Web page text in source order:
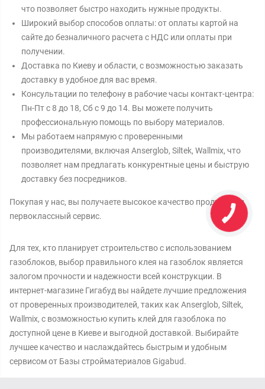
что позволяет быстро находить нужные продукты.
Широкий выбор способов оплаты: от оплаты картой на
сайте до безналичного расчета с НДС или оплаты при
получении.
Доставка по Киеву и области, с возможностью заказать
доставку в удобное для вас время.
Консультации по телефону в рабочие часы контакт-центра:
Пн-Пт с 8 до 18, Сб с 9 до 14. Вы можете получить
профессиональную помощь по выбору материалов.
Мы работаем напрямую с проверенными
производителями, включая Anserglob, Siltek, Wallmix, что
позволяет нам предлагать конкурентные цены и быструю
доставку без посредников.
Покупая у нас, вы получаете высокое качество продукции и
первоклассный сервис.
Для тех, кто планирует строительство с использованием
газоблоков, выбор правильного клея на газоблок является
залогом прочности и надежности всей конструкции. В
интернет-магазине Гигабуд вы найдете лучшие предложения
от проверенных производителей, таких как Anserglob, Siltek,
Wallmix, с возможностью купить клей для газоблока по
доступной цене в Киеве и выгодной доставкой. Выбирайте
лучшее качество и наслаждайтесь быстрым и удобным
сервисом от Базы стройматериалов Gigabud.